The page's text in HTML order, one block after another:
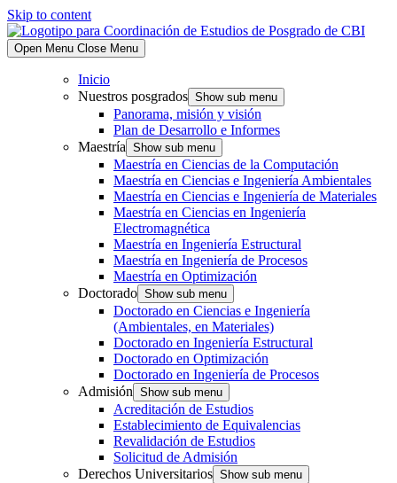
Skip to content
Open Menu Close Menu
Inicio
Nuestros posgrados Show sub menu
Panorama, misión y visión
Plan de Desarrollo e Informes
Maestría Show sub menu
Maestría en Ciencias de la Computación
Maestría en Ciencias e Ingeniería Ambientales
Maestría en Ciencias e Ingeniería de Materiales
Maestría en Ciencias en Ingeniería
Electromagnética
Maestría en Ingeniería Estructural
Maestría en Ingeniería de Procesos
Maestría en Optimización
Doctorado Show sub menu
Doctorado en Ciencias e Ingeniería
(Ambientales, en Materiales)
Doctorado en Ingeniería Estructural
Doctorado en Optimización
Doctorado en Ingeniería de Procesos
Admisión Show sub menu
Acreditación de Estudios
Establecimiento de Equivalencias
Revalidación de Estudios
Solicitud de Admisión
Derechos Universitarios Show sub menu